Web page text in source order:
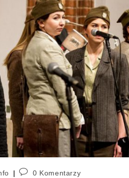
0 Komentarzy